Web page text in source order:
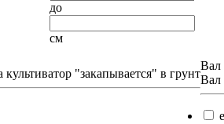
"закапывается" в грунт
до
см
Вал
Вал